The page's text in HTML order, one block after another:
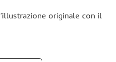
originale con il